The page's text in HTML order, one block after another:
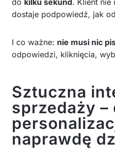
dostaje podpowiedź, jak
I co ważne: nie musi nic
odpowiedzi, kliknięcia,
Sztuczna
sprzedaży –
naprawdę